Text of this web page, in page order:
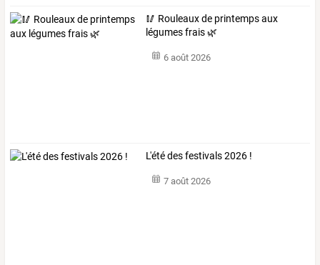
🥢 Rouleaux de printemps aux
légumes frais 🌿
6 août 2026
L'été des festivals 2026 !
7 août 2026